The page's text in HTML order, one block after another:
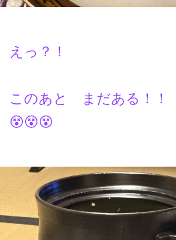
えっ？！
このあと まだある！！
😵😵😵